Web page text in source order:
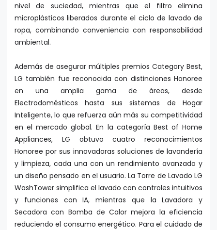
nivel de suciedad, mientras que el filtro elimina
microplásticos liberados durante el ciclo de lavado de
ropa, combinando conveniencia con responsabilidad
ambiental.
Además de asegurar múltiples premios Category Best,
LG también fue reconocida con distinciones Honoree
en una amplia gama de áreas, desde
Electrodomésticos hasta sus sistemas de Hogar
Inteligente, lo que refuerza aún más su competitividad
en el mercado global. En la categoría Best of Home
Appliances, LG obtuvo cuatro reconocimientos
Honoree por sus innovadoras soluciones de lavandería
y limpieza, cada una con un rendimiento avanzado y
un diseño pensado en el usuario. La Torre de Lavado LG
WashTower simplifica el lavado con controles intuitivos
y funciones con IA, mientras que la Lavadora y
Secadora con Bomba de Calor mejora la eficiencia
reduciendo el consumo energético. Para el cuidado de